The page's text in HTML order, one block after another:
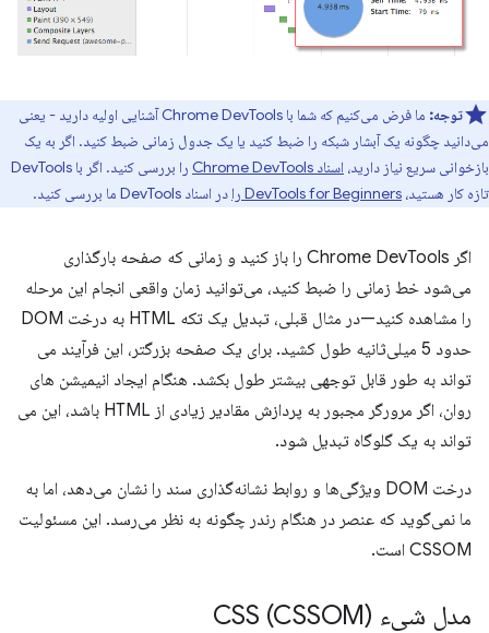
توجه:
ما فرض می‌کنیم که شما با Chrome DevTools آشنایی اولیه دارید - یعنی
می‌دانید چگونه یک آبشار شبکه را ضبط کنید یا یک جدول زمانی ضبط کنید. اگر به یک
بازخوانی سریع نیاز دارید، اسناد Chrome DevTools
را بررسی کنید. اگر با DevTools
تازه کار هستید، DevTools for Beginners را در اسناد DevTools ما بررسی کنید.
اگر Chrome DevTools را باز کنید و زمانی که صفحه بارگذاری
می‌شود خط زمانی را ضبط کنید، می‌توانید زمان واقعی انجام این مرحله
را مشاهده کنید—در مثال قبلی، تبدیل یک تکه HTML به درخت DOM
حدود 5 میلی‌ثانیه طول کشید. برای یک صفحه بزرگتر، این فرآیند می
تواند به طور قابل توجهی بیشتر طول بکشد. هنگام ایجاد انیمیشن های
روان، اگر مرورگر مجبور به پردازش مقادیر زیادی از HTML باشد، این می
تواند به یک گلوگاه تبدیل شود.
درخت DOM ویژگی‌ها و روابط نشانه‌گذاری سند را نشان می‌دهد، اما به
ما نمی‌گوید که عنصر در هنگام رندر چگونه به نظر می‌رسد. این مسئولیت
CSSOM است.
مدل شیء CSS (CSSOM)